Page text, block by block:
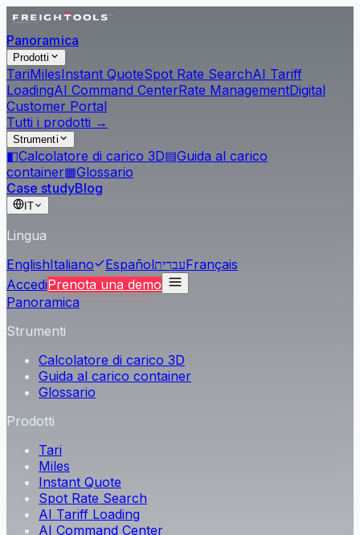
Panoramica
Prodotti
TariMilesInstant QuoteSpot Rate SearchAI Tariff
LoadingAI Command CenterRate ManagementDigital
Customer Portal
Tutti i prodotti →
Strumenti
◧Calcolatore di carico 3D▤Guida al carico
container▦Glossario
Case studyBlog
IT
Lingua
EnglishItaliano EspañolעבריתFrançais
AccediPrenota una demo
Panoramica
Strumenti
Calcolatore di carico 3D
Guida al carico container
Glossario
Prodotti
Tari
Miles
Instant Quote
Spot Rate Search
AI Tariff Loading
AI Command Center